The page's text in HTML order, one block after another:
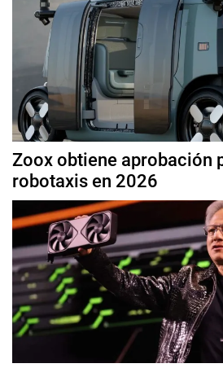
Zoox obtiene aprobación
robotaxis en 2026